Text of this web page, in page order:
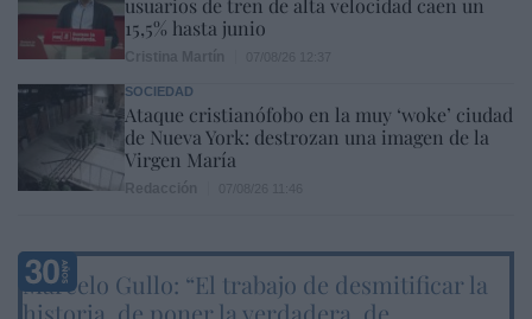
15,5% hasta junio
SOCIEDAD
Ataque cristianófobo en la muy ‘woke’ ciudad
de Nueva York: destrozan una imagen de la
Virgen María
Marcelo Gullo: “El trabajo de desmitificar la
historia, de poner la verdadera, de